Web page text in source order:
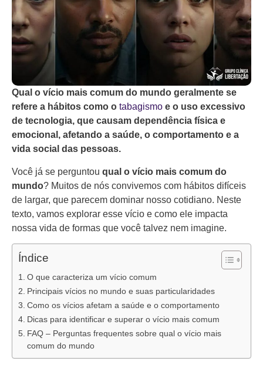
Qual o vício mais comum do mundo geralmente se
refere a hábitos como o tabagismo e o uso excessivo
de tecnologia, que causam dependência física e
emocional, afetando a saúde, o comportamento e a
vida social das pessoas.
Você já se perguntou qual o vício mais comum do
mundo? Muitos de nós convivemos com hábitos difíceis
de largar, que parecem dominar nosso cotidiano. Neste
texto, vamos explorar esse vício e como ele impacta
nossa vida de formas que você talvez nem imagine.
Índice
O que caracteriza um vício comum
Principais vícios no mundo e suas particularidades
Como os vícios afetam a saúde e o comportamento
Dicas para identificar e superar o vício mais comum
FAQ – Perguntas frequentes sobre qual o vício mais
comum do mundo